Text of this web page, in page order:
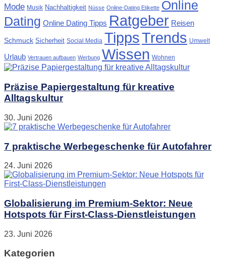
Mode Musik Nachhaltigkeit Nüsse Online-Dating Etikette Online
Dating Online Dating Tipps Ratgeber Reisen
Schmuck Sicherheit Social Media TippsTrends Umwelt
Urlaub Vertrauen aufbauen Werbung Wissen Wohnen
Präzise Papiergestaltung für kreative
Alltagskultur
30. Juni 2026
7 praktische Werbegeschenke für Autofahrer
24. Juni 2026
Globalisierung im Premium-Sektor: Neue
Hotspots für First-Class-Dienstleistungen
23. Juni 2026
Kategorien